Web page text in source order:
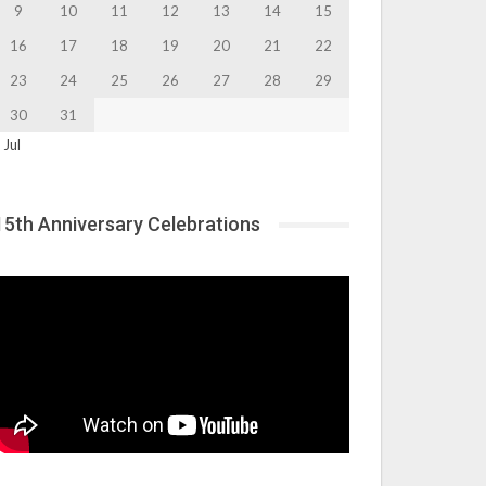
9 10 11 12 13 14
15
16
17 18 19 20 21
22
23
24 25 26 27 28
29
30
31
Jul
Anniversary Celebrations